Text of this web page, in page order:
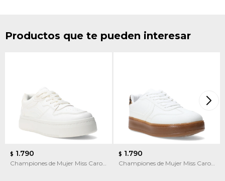
Productos que te pueden interesar
$ 1.790
Championes de Mujer Miss Carol
$ 1.790
Championes de Mujer Miss Carol